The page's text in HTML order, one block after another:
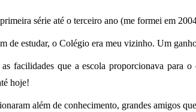
série até o terceiro ano (me formei em
de estudar, o Colégio era meu vizinho. Um
as facilidades que a escola proporcionava para
hoje!
além de conhecimento, grandes amigos